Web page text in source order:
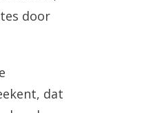
door
dat